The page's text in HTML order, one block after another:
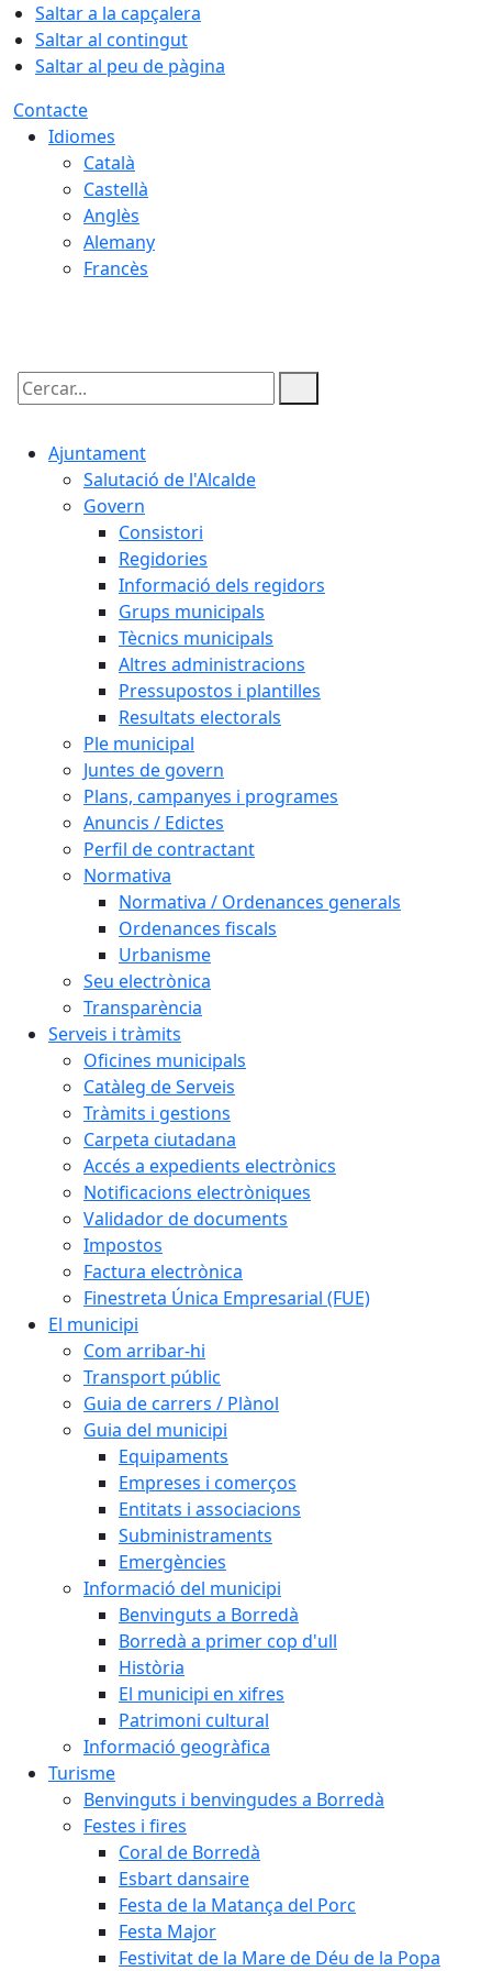
Saltar a la capçalera
Saltar al contingut
Saltar al peu de pàgina
Contacte
Idiomes
Català
Castellà
Anglès
Alemany
Francès
Cercar:
Ajuntament
Salutació de l'Alcalde
Govern
Consistori
Regidories
Informació dels regidors
Grups municipals
Tècnics municipals
Altres administracions
Pressupostos i plantilles
Resultats electorals
Ple municipal
Juntes de govern
Plans, campanyes i programes
Anuncis / Edictes
Perfil de contractant
Normativa
Normativa / Ordenances generals
Ordenances fiscals
Urbanisme
Seu electrònica
Transparència
Serveis i tràmits
Oficines municipals
Catàleg de Serveis
Tràmits i gestions
Carpeta ciutadana
Accés a expedients electrònics
Notificacions electròniques
Validador de documents
Impostos
Factura electrònica
Finestreta Única Empresarial (FUE)
El municipi
Com arribar-hi
Transport públic
Guia de carrers / Plànol
Guia del municipi
Equipaments
Empreses i comerços
Entitats i associacions
Subministraments
Emergències
Informació del municipi
Benvinguts a Borredà
Borredà a primer cop d'ull
Història
El municipi en xifres
Patrimoni cultural
Informació geogràfica
Turisme
Benvinguts i benvingudes a Borredà
Festes i fires
Coral de Borredà
Esbart dansaire
Festa de la Matança del Porc
Festa Major
Festivitat de la Mare de Déu de la Popa